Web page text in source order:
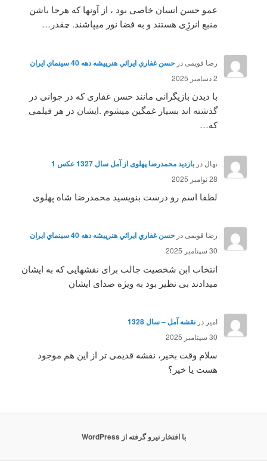
عمو حسن انسان خاصی بود ، از آونها که هرجا باشن
منبع انرژِی هستند و به فضا نور میپاشند. چقدر…
رضا قویمی در حسن غفاري ايرائي هنرپيشه دهه 40 سينماي ايران
2 دسامبر 2025
با دیدن بازیگرانی مانند حسن غفاری که در جوانی در
گذشته اند بسیار غمگین میشوم .ایشان در هر فیلمی
که…
نهال در بازدید محمدرضا پهلوی از آمل سال 1327 عکس 1
28 نوامبر 2025
لطفا اسم رو درست بنویسید محمدرضا شاه پهلوی
رضا قویمی در حسن غفاري ايرائي هنرپيشه دهه 40 سينماي ايران
30 سپتامبر 2025
انتخاب ابن شخصیت جالب برای نقشهایی که به ایشان
میدادند بی نظیر بود به ویژه صدای ایشان
امیر در نقشه آمل – سال 1328
30 سپتامبر 2025
سلام وقت بخیر، نقشه قدیمی تر از این هم موجود
هست یا خیر؟
با افتخار نیرو گرفته از WordPress